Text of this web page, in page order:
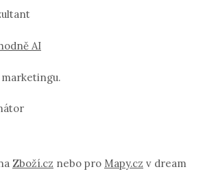
AI
marketingu.
Zboží.cz nebo pro Mapy.cz v dream